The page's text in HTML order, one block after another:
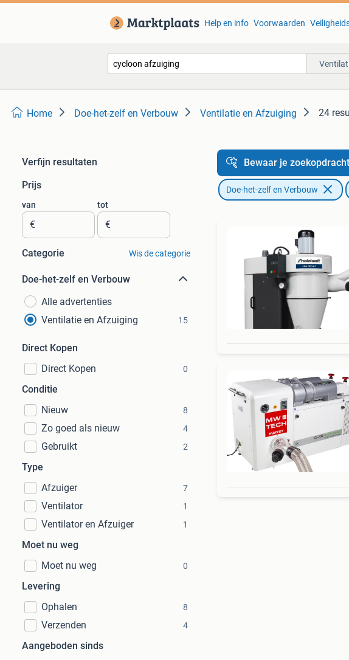
Help en info Voorwaarden
Home Doe-het-zelf en Verbouw Ventilatie en Afzuiging 24
Verfijn resultaten
Prijs
van
€
tot
€
Categorie Wis de categorie
Doe-het-zelf en Verbouw
Alle advertenties
Ventilatie en Afzuiging
15
Direct Kopen
Direct Kopen
0
Conditie
Nieuw
8
Zo goed als nieuw 4
Gebruikt 2
Type
Afzuiger
7
Ventilator 1
Ventilator en Afzuiger 1
Moet nu weg
Moet nu weg
0
Levering
Ophalen
8
Verzenden 4
Aangeboden sinds
Bewaar je zoekopdracht
Doe-het-zelf en Verbouw